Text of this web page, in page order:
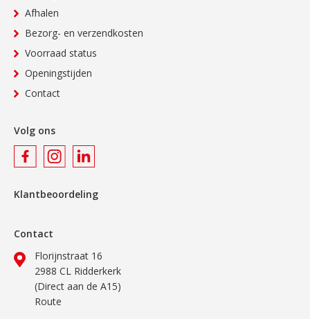
Afhalen
Bezorg- en verzendkosten
Voorraad status
Openingstijden
Contact
Volg ons
Klantbeoordeling
Contact
Florijnstraat 16
2988 CL Ridderkerk
(Direct aan de A15)
Route